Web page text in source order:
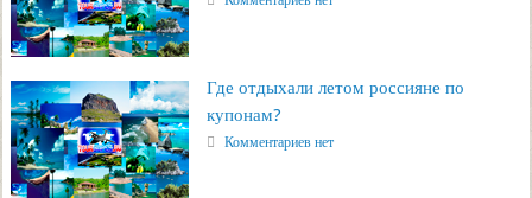
Где отдыхали летом россияне по
купонам?
Комментариев нет